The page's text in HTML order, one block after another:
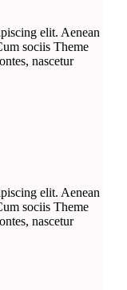
elit. Aenean
sociis Theme
nascetur
elit. Aenean
sociis Theme
nascetur